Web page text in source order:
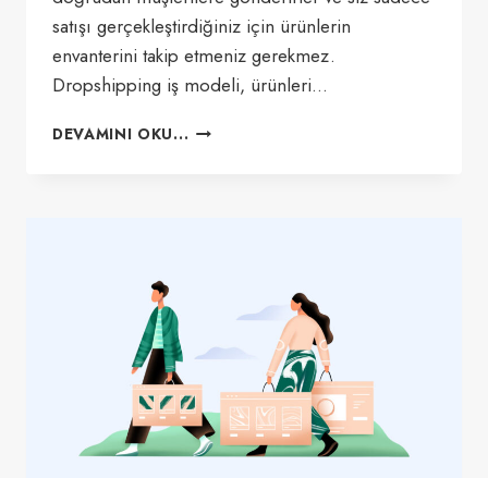
satışı gerçekleştirdiğiniz için ürünlerin
envanterini takip etmeniz gerekmez.
Dropshipping iş modeli, ürünleri…
DEVAMINI OKU... SHOPIFY